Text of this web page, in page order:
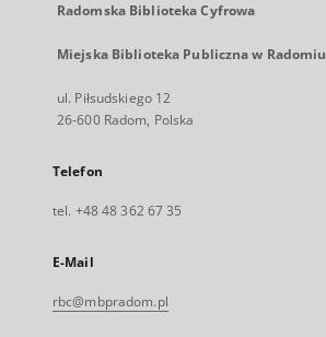
Radomska Biblioteka Cyfrowa
Miejska Biblioteka Publiczna w Radomiu
ul. Piłsudskiego 12
26-600 Radom, Polska
Telefon
tel. +48 48 362 67 35
E-Mail
rbc@mbpradom.pl